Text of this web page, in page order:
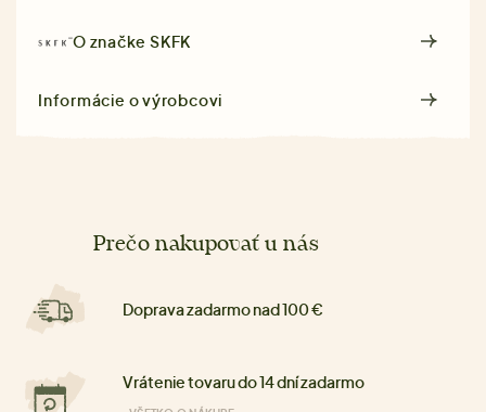
O značkeSKFK
Informácie o výrobcovi
Prečo nakupovať u nás
Doprava zadarmo nad 100 €
Vrátenie tovaru do 14 dní zadarmo